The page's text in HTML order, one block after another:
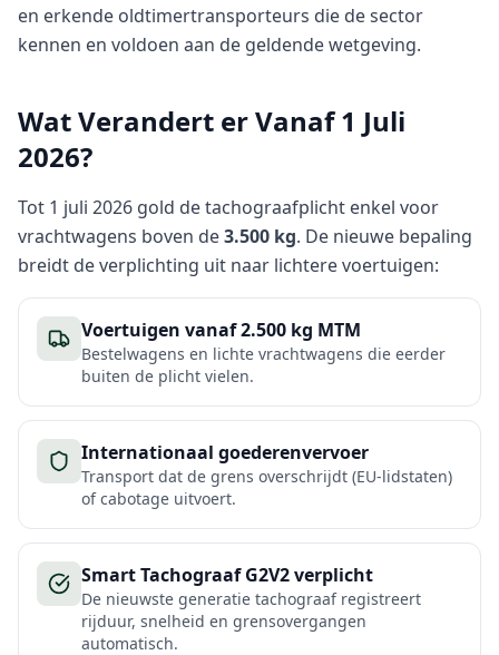
en erkende oldtimertransporteurs die de sector
kennen en voldoen aan de geldende wetgeving.
Wat Verandert er Vanaf 1 Juli
2026?
Tot 1 juli 2026 gold de tachograafplicht enkel voor
vrachtwagens boven de3.500 kg. De nieuwe bepaling
breidt de verplichting uit naar lichtere voertuigen:
Voertuigen vanaf 2.500 kg MTM
Bestelwagens en lichte vrachtwagens die eerder
buiten de plicht vielen.
Internationaal goederenvervoer
Transport dat de grens overschrijdt (EU-lidstaten)
of cabotage uitvoert.
Smart Tachograaf G2V2 verplicht
De nieuwste generatie tachograaf registreert
rijduur, snelheid en grensovergangen
automatisch.